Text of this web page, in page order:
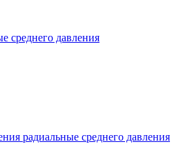
среднего давления
радиальные среднего давления